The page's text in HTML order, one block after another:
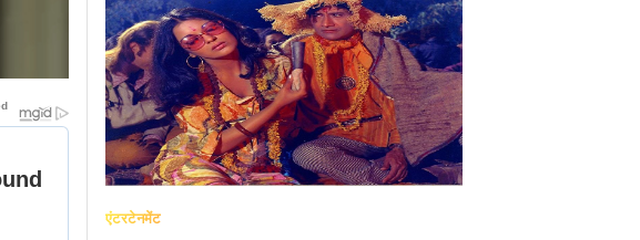
एंटरटेनमेंट